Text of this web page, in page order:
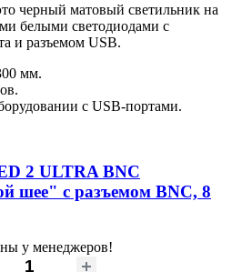
черный матовый светильник на
белыми светодиодами с
и разъемом USB.
мм.
с USB-портами.
2 ULTRA BNC
шее" c разъемом BNC, 8
у менеджеров!